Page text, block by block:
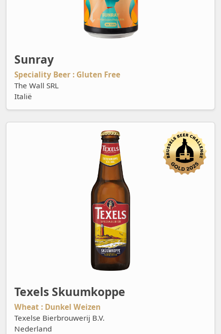
Sunray
Speciality Beer : Gluten Free
The Wall SRL
Italië
Texels Skuumkoppe
Wheat : Dunkel Weizen
Texelse Bierbrouwerij B.V.
Nederland